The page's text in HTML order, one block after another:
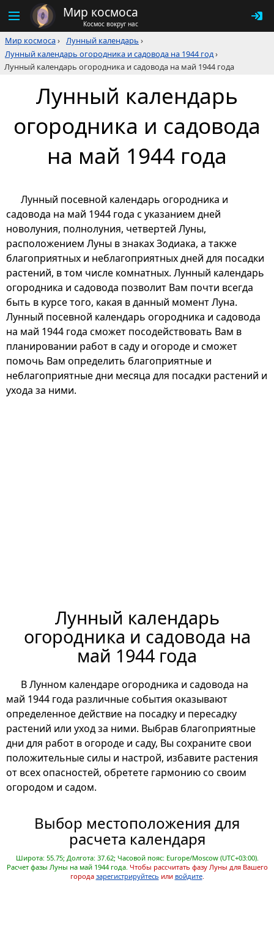
Мир космоса
Космос вокруг нас
Мир космоса› Лунный календарь ›
Лунный календарь огородника и садовода на 1944 год›
Лунный календарь огородника и садовода на май 1944 года
Лунный календарь
огородника и садовода
на май 1944 года
Лунный посевной календарь огородника и
садовода на май 1944 года с указанием дней
новолуния, полнолуния, четвертей Луны,
расположением Луны в знаках Зодиака, а также
благоприятных и неблагоприятных дней для посадки
растений, в том числе комнатных. Лунный календарь
огородника и садовода позволит Вам почти всегда
быть в курсе того, какая в данный момент Луна.
Лунный посевной календарь огородника и садовода
на май 1944 года сможет посодействовать Вам в
планировании работ в саду и огороде и сможет
помочь Вам определить благоприятные и
неблагоприятные дни месяца для посадки растений и
ухода за ними.
Лунный календарь
огородника и садовода на
май 1944 года
В Лунном календаре огородника и садовода на
май 1944 года различные события оказывают
определенное действие на посадку и пересадку
растений или уход за ними. Выбрав благоприятные
дни для работ в огороде и саду, Вы сохраните свои
положительные силы и настрой, избавите растения
от всех опасностей, обретете гармонию со своим
огородом и садом.
Выбор местоположения для
расчета календаря
Широта: 55.75; Долгота: 37.62; Часовой пояс: Europe/Moscow (UTC+03:00).
Расчет фазы Луны на май 1944 года. Чтобы рассчитать фазу Луны для Вашего
города зарегистрируйтесь или войдите.